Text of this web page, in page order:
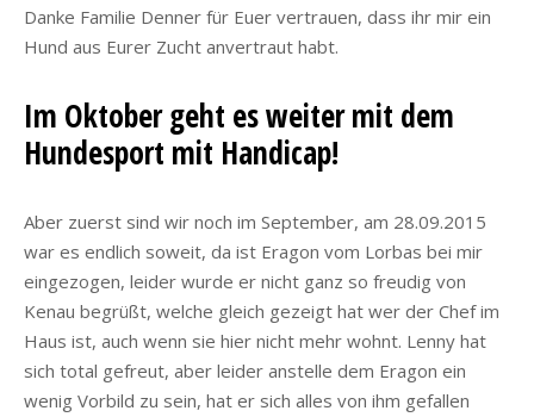
Danke Familie Denner für Euer vertrauen, dass ihr mir ein
Hund aus Eurer Zucht anvertraut habt.
Im Oktober geht es weiter mit dem
Hundesport mit Handicap!
Aber zuerst sind wir noch im September, am 28.09.2015
war es endlich soweit, da ist Eragon vom Lorbas bei mir
eingezogen, leider wurde er nicht ganz so freudig von
Kenau begrüßt, welche gleich gezeigt hat wer der Chef im
Haus ist, auch wenn sie hier nicht mehr wohnt. Lenny hat
sich total gefreut, aber leider anstelle dem Eragon ein
wenig Vorbild zu sein, hat er sich alles von ihm gefallen